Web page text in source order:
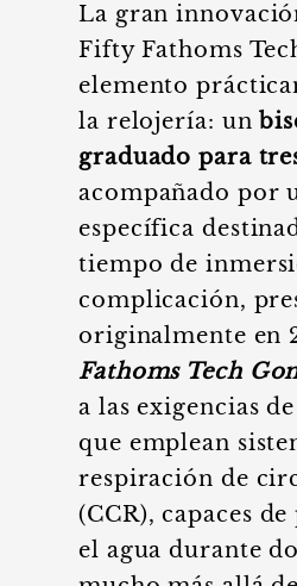
La gran
Fifty Fathoms
elemento
la relojería: un
graduado para
acompañado por
específica
tiempo de
complicación,
originalmente en
Fathoms Tech
a las exigencias
que emplean
respiración de
(CCR), capaces
el agua durante